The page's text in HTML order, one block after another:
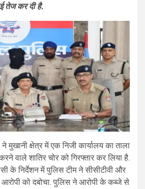
तेज कर दी है.
मुखानी क्षेत्र में एक निजी कार्यालय का ताला
वाले शातिर चोर को गिरफ्तार कर लिया है.
के निर्देशन में पुलिस टीम ने सीसीटीवी और
को दबोचा. पुलिस ने आरोपी के कब्जे से